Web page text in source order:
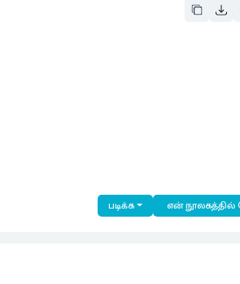
படிக்க என் நூலகத்தில்